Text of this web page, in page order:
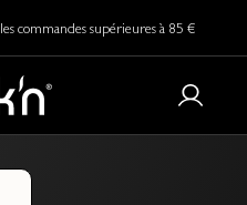
commandes supérieures à 85 €